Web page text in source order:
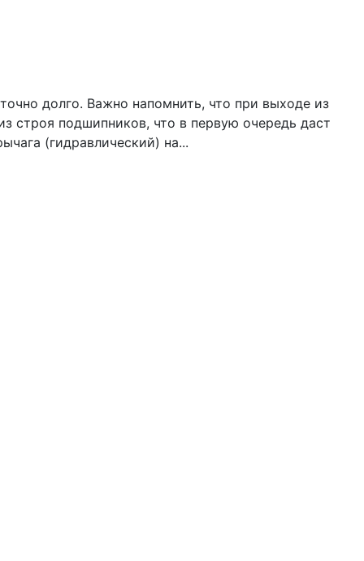
долго. Важно напомнить, что при выходе из
строя подшипников, что в первую очередь даст
(гидравлический) на...